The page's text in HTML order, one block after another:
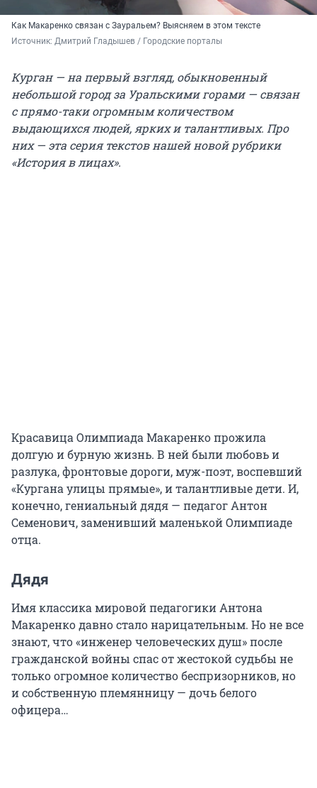
Как Макаренко связан с Зауральем? Выясняем в этом тексте
Источник: Дмитрий Гладышев / Городские порталы
Курган — на первый взгляд, обыкновенный
небольшой город за Уральскими горами — связан
с прямо-таки огромным количеством
выдающихся людей, ярких и талантливых. Про
них — эта серия текстов нашей новой рубрики
«История в лицах».
Красавица Олимпиада Макаренко прожила
долгую и бурную жизнь. В ней были любовь и
разлука, фронтовые дороги, муж-поэт, воспевший
«Кургана улицы прямые», и талантливые дети. И,
конечно, гениальный дядя — педагог Антон
Семенович, заменивший маленькой Олимпиаде
отца.
Дядя
Имя классика мировой педагогики Антона
Макаренко давно стало нарицательным. Но не все
знают, что «инженер человеческих душ» после
гражданской войны спас от жестокой судьбы не
только огромное количество беспризорников, но
и собственную племянницу — дочь белого
офицера…